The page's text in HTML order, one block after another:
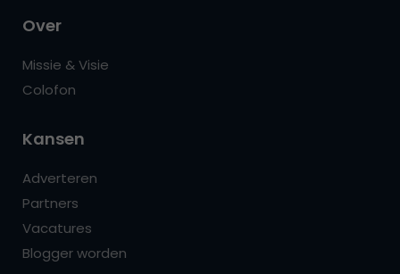
Over
Missie & Visie
Colofon
Kansen
Adverteren
Partners
Vacatures
Blogger worden